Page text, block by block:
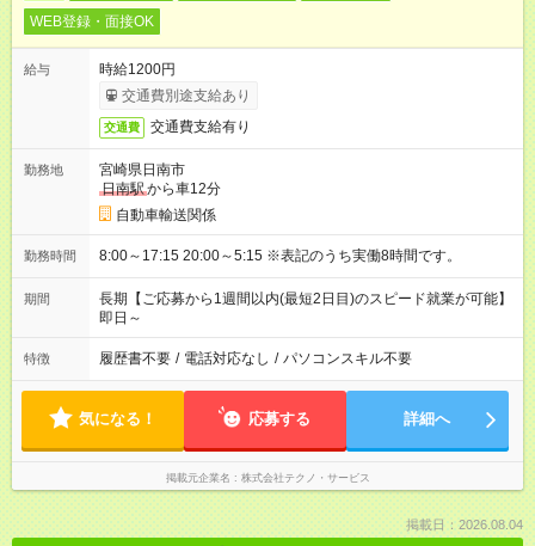
WEB登録・面接OK
給与
時給1200円
交通費別途支給あり
交通費 交通費支給有り
勤務地
宮崎県日南市
日南駅から車12分
自動車輸送関係
勤務時間 8:00～17:15 20:00～5:15 ※表記のうち実働8時間です。
期間
長期【ご応募から1週間以内(最短2日目)のスピード就業が可能】
即日～
特徴 履歴書不要 / 電話対応なし / パソコンスキル不要
気になる！ 応募する 詳細へ
掲載元企業名 株式会社テクノ・サービス
掲載日：2026.08.04